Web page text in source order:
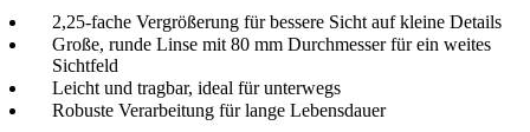
2,25-fache Vergrößerung für bessere Sicht auf kleine Details
Große, runde Linse mit 80 mm Durchmesser für ein weites
Sichtfeld
Leicht und tragbar, ideal für unterwegs
Robuste Verarbeitung für lange Lebensdauer